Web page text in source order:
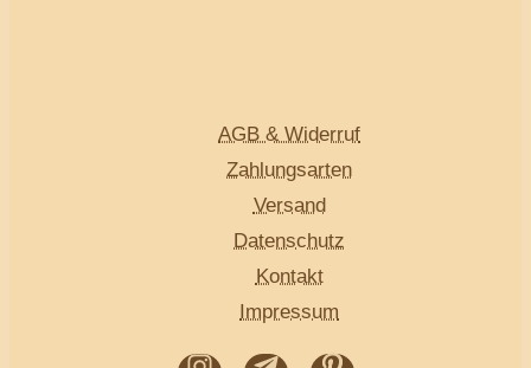
AGB & Widerruf
Zahlungsarten
Versand
Datenschutz
Kontakt
Impressum